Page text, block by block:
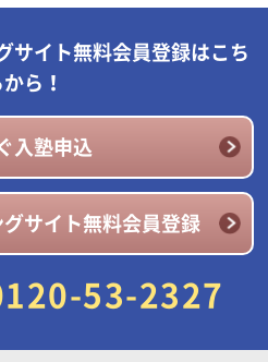
サイト無料会員登録はこち
ら！
入塾申込
サイト無料会員登録
53-2327